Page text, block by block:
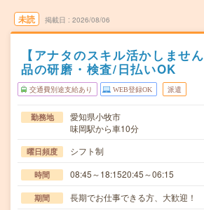
未読 掲載日 2026/08/06
【アナタのスキル活かしませ
品の研磨・検査/日払いOK
交通費別途支給あり WEB登録OK 派遣
勤務地
愛知県小牧市
味岡駅から車10分
曜日頻度 シフト制
時間 08:45～18:1520:45～06:15
期間 長期でお仕事できる方、大歓迎！